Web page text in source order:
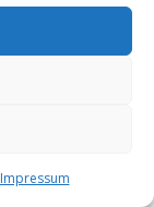
Impressum